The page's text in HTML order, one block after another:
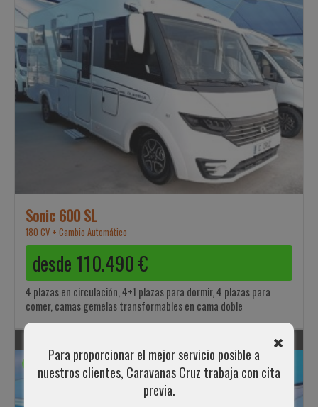
Sonic 600 SL
180 CV + Cambio Automático
desde 110.490€
4 plazas en circulación, 4+1 plazas para dormir, 4 plazas para
comer, camas gemelas transformables en cama doble
STOCKPara proporcionar el mejor servicio posible a
nuestros clientes, Caravanas Cruz trabaja con cita
previa.